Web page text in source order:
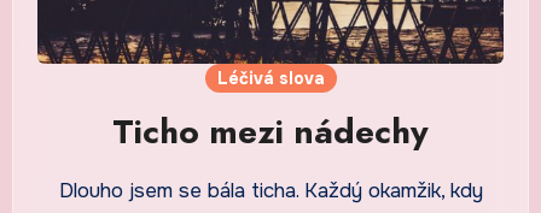
Léčivá slova
Ticho mezi nádechy
Dlouho jsem se bála ticha. Každý okamžik, kdy